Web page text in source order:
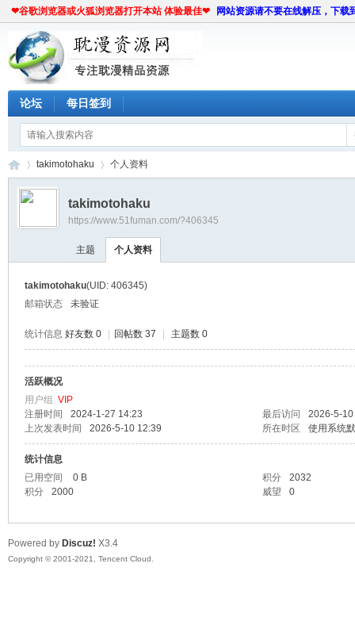
❤谷歌浏览器或火狐浏览器打开本站 体验最佳❤ 网站资源请不要在线解压，下载
论坛 每日签到
资
›
takimotohaku 个人资料
takimotohaku
https://www.51fuman.com/?406345
主题 个人资料
takimotohaku(UID: 406345)
邮箱状态
未验证
统计信息 好友数 0 回帖数 37 主题数 0
活跃概况
用户组 VIP
注册时间
2024-1-27 14:23 最后访问
2026-5-
上次发表时间
2026-5-10 12:39 所在时区 使用系统
统计信息
已用空间
0 B 积分
2032
积分
2000 威望 0
Powered by Discuz! X3.4
Copyright © 2001-2021, Tencent Cloud.